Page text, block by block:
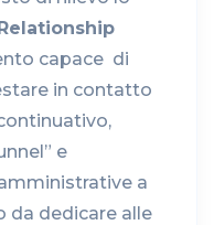
capace di
in contatto
e
a
da dedicare alle